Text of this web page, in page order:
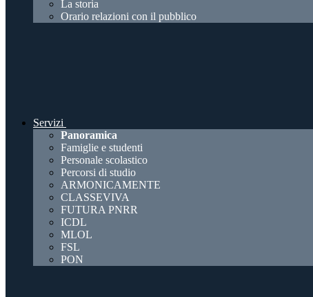
La storia
Orario relazioni con il pubblico
Servizi
Panoramica
Famiglie e studenti
Personale scolastico
Percorsi di studio
ARMONICAMENTE
CLASSEVIVA
FUTURA PNRR
ICDL
MLOL
FSL
PON